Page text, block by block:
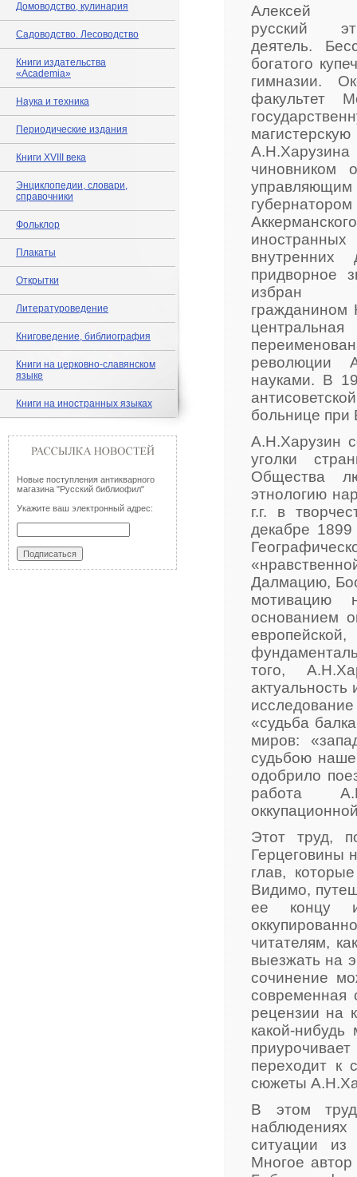
Домоводство, кулинария
Садоводство. Лесоводство
Книги издательства
«Academia»
Наука и техника
Периодические издания
Книги XVIII века
Энциклопедии, словари,
справочники
Фольклор
Плакаты
Открытки
Литературоведение
Книговедение, библиография
Книги на церковно-славянском
языке
Книги на иностранных языках
Новые поступления антикварного
магазина "Русский библиофил"
Укажите ваш электронный адрес:
Алексей
русский
деятель.
богатого
гимназии.
факультет
А.Н.Харузина
чиновником
управляющим
придворное
гражданином
революции
науками. В
больнице при
А.Н.Харузин
уголки
Общества
этнологию
г.г. в
декабре 1899
Далмацию,
мотивацию
основанием
того,
актуальность
«судьба
миров:
судьбою
одобрило
работа
Этот труд,
Герцеговины
глав,
Видимо,
ее концу
читателям,
выезжать на
сочинение
современная
рецензии на
какой-
переходит к
сюжеты
В этом
ситуации из
Многое автор